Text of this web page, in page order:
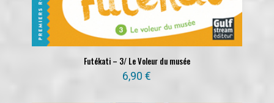
Futékati – 3/ Le Voleur du musée
6,90€